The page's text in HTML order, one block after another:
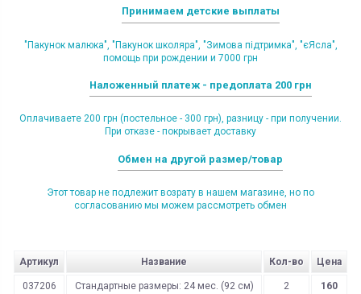
Принимаем детские выплаты
"Пакунок малюка", "Пакунок школяра", "Зимова підтримка", "єЯсла",
помощь при рождении и 7000 грн
Наложенный платеж - предоплата 200 грн
Оплачиваете 200 грн (постельное - 300 грн), разницу - при получении.
При отказе - покрывает доставку
Обмен на другой размер/товар
Этот товар не подлежит возрату в нашем магазине, но по
согласованию мы можем рассмотреть обмен
Артикул Название Кол-во Цена
037206 Стандартные размеры: 24 мес. (92 см) 2 160